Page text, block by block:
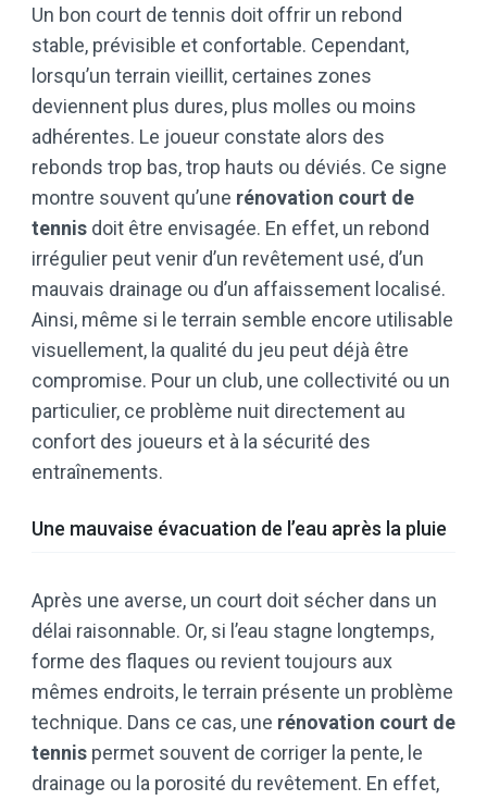
Un bon court de tennis doit offrir un rebond
stable, prévisible et confortable. Cependant,
lorsqu’un terrain vieillit, certaines zones
deviennent plus dures, plus molles ou moins
adhérentes. Le joueur constate alors des
rebonds trop bas, trop hauts ou déviés. Ce signe
montre souvent qu’une rénovation court de
tennis doit être envisagée. En effet, un rebond
irrégulier peut venir d’un revêtement usé, d’un
mauvais drainage ou d’un affaissement localisé.
Ainsi, même si le terrain semble encore utilisable
visuellement, la qualité du jeu peut déjà être
compromise. Pour un club, une collectivité ou un
particulier, ce problème nuit directement au
confort des joueurs et à la sécurité des
entraînements.
Une mauvaise évacuation de l’eau après la pluie
Après une averse, un court doit sécher dans un
délai raisonnable. Or, si l’eau stagne longtemps,
forme des flaques ou revient toujours aux
mêmes endroits, le terrain présente un problème
technique. Dans ce cas, une rénovation court de
tennis permet souvent de corriger la pente, le
drainage ou la porosité du revêtement. En effet,